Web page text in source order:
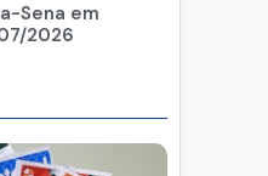
Sena em
2026